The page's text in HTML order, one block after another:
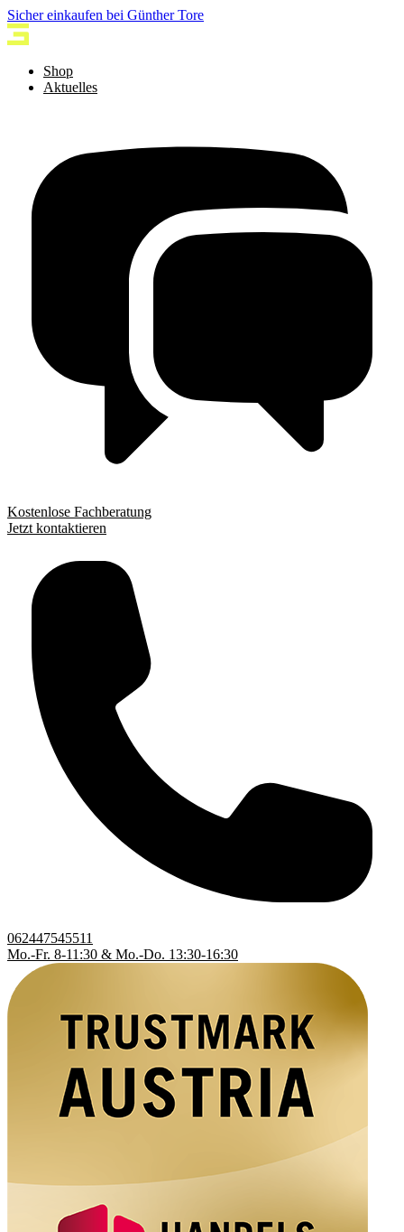
Sicher einkaufen bei Günther Tore
Shop
Aktuelles
Kostenlose Fachberatung
Jetzt kontaktieren
062447545511
Mo.-Fr. 8-11:30 & Mo.-Do. 13:30-16:30